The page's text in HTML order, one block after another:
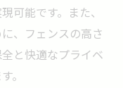
可能です。また、
、フェンスの高さ
と快適なプライベ
。